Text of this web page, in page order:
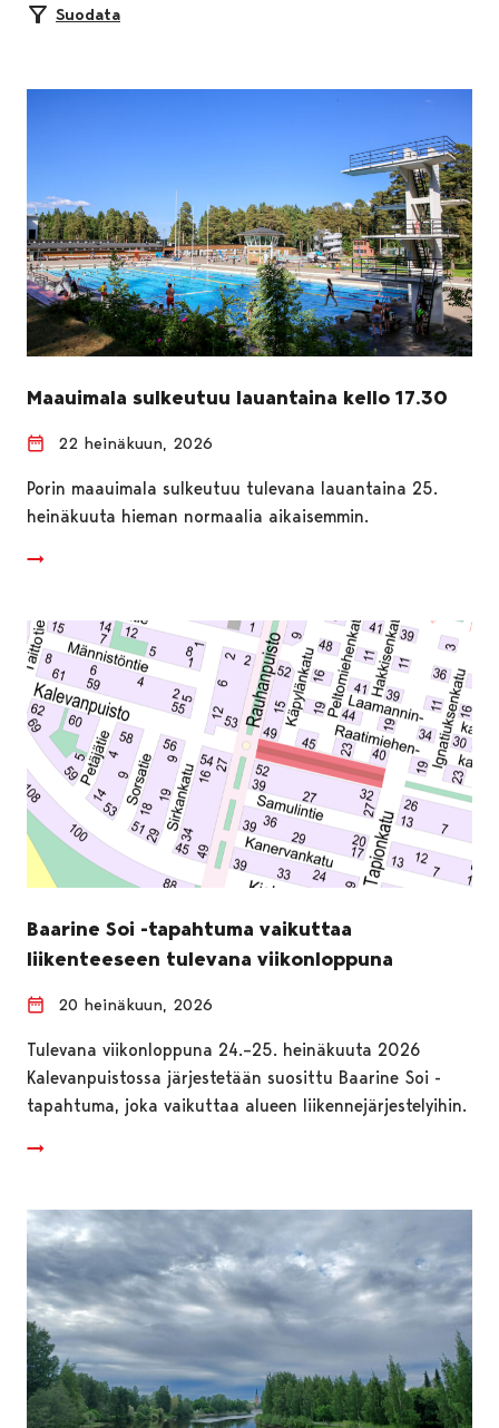
Suodata
Maauimala sulkeutuu lauantaina kello 17.30
22 heinäkuun, 2026
Porin maauimala sulkeutuu tulevana lauantaina 25.
heinäkuuta hieman normaalia aikaisemmin.
Baarine Soi -tapahtuma vaikuttaa
liikenteeseen tulevana viikonloppuna
20 heinäkuun, 2026
Tulevana viikonloppuna 24.–25. heinäkuuta 2026
Kalevanpuistossa järjestetään suosittu Baarine Soi -
tapahtuma, joka vaikuttaa alueen liikennejärjestelyihin.